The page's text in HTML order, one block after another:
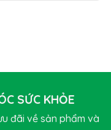
SỨC KHỎE
đãi về sản phẩm và